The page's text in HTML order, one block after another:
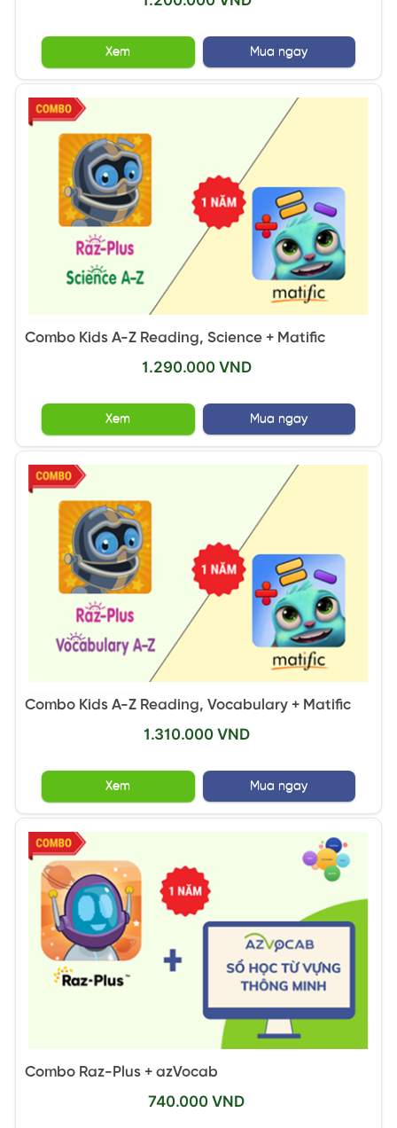
Xem Mua ngay
Combo Kids A-Z Reading, Science + Matific
1.290.000 VND
Xem Mua ngay
Combo Kids A-Z Reading, Vocabulary + Matific
1.310.000 VND
Xem Mua ngay
Combo Raz-Plus + azVocab
740.000 VND